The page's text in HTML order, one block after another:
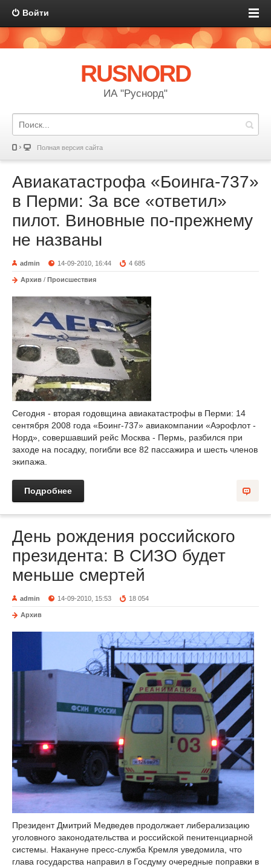
Войти
RUSNORD
ИА "Руснорд"
Полная версия сайта
Авиакатастрофа «Боинга-737»
в Перми: За все «ответил»
пилот. Виновные по-прежнему
не названы
admin 14-09-2010, 16:44 4 685
Архив / Происшествия
Сегодня - вторая годовщина авиакатастрофы в Перми: 14
сентября 2008 года «Боинг-737» авиакомпании «Аэрофлот -
Норд», совершавший рейс Москва - Пермь, разбился при
заходе на посадку, погибли все 82 пассажира и шесть членов
экипажа.
Подробнее
День рождения российского
президента: В СИЗО будет
меньше смертей
admin 14-09-2010, 15:53 18 054
Архив
Президент Дмитрий Медведев продолжает либерализацию
уголовного законодательства и российской пенитенциарной
системы. Накануне пресс-служба Кремля уведомила, что
глава государства направил в Госдуму очередные поправки в